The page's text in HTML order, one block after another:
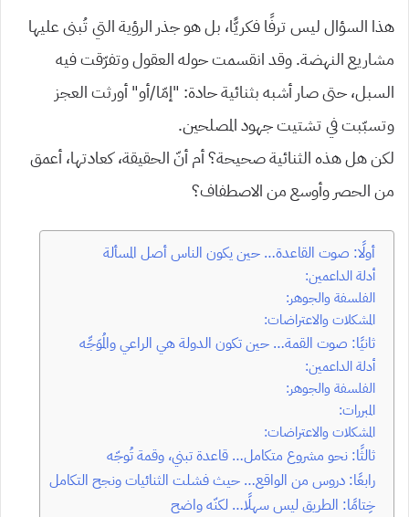
هذا السؤال ليس ترفًا فكريًّا، بل هو جذر الرؤية التي تُبنى عليها
مشاريع النهضة. وقد انقسمت حوله العقول وتفرّقت فيه
السبل، حتى صار أشبه بثنائية حادة: “إمّا/أو” أورثت العجز
وتسبّبت في تشتيت جهود المصلحين.
لكن هل هذه الثنائية صحيحة؟ أم أنّ الحقيقة، كعادتها، أعمق
من الحصر وأوسع من الاصطفاف؟
أولًا: صوت القاعدة… حين يكون الناس أصل المسألة
أدلة الداعمين:
الفلسفة والجوهر:
المشكلات والاعتراضات:
ثانيًا: صوت القمة… حين تكون الدولة هي الراعي والمُوَجِّه
أدلة الداعمين:
الفلسفة والجوهر:
المبررات:
المشكلات والاعتراضات:
ثالثًا: نحو مشروع متكامل… قاعدة تبني، وقمة تُوجّه
رابعًا: دروس من الواقع… حيث فشلت الثنائيات ونجح التكامل
خِتامًا: الطريق ليس سهلًا… لكنّه واضح